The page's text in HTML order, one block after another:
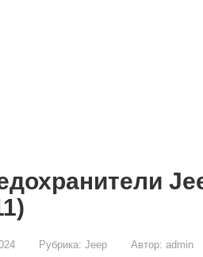
Рубрика: Jeep Автор: admin